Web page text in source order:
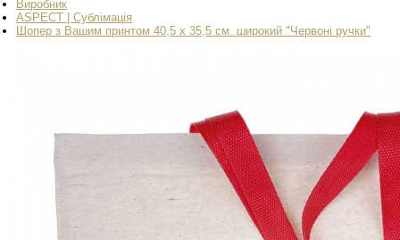
Виробник
ASPECT | Сублімація
Шопер з Вашим принтом 40,5 х 35,5 см. широкий "Червоні ручки"